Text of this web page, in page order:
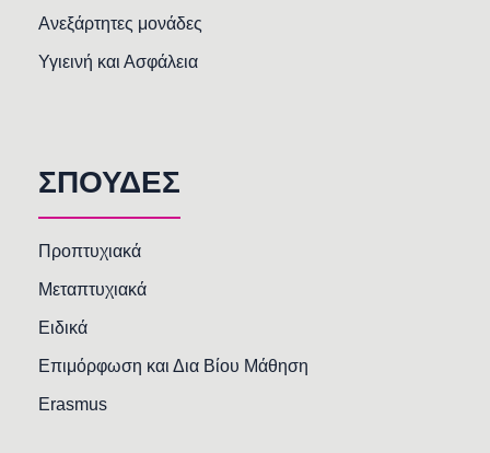
Ανεξάρτητες μονάδες
Υγιεινή και Ασφάλεια
ΣΠΟΥΔΕΣ
Προπτυχιακά
Μεταπτυχιακά
Ειδικά
Επιμόρφωση και Δια Βίου Μάθηση
Erasmus